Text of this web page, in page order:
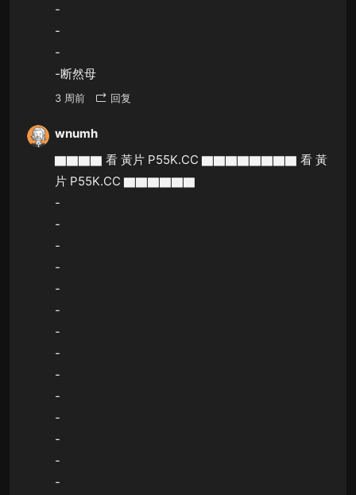
-
-
-
-断然母
3 周前 回复
wnumh
▇▇▇▇ 看 黃片 P55K.CC ▇▇▇▇▇▇▇▇ 看 黃
片 P55K.CC ▇▇▇▇▇▇
-
-
-
-
-
-
-
-
-
-
-
-
-
-